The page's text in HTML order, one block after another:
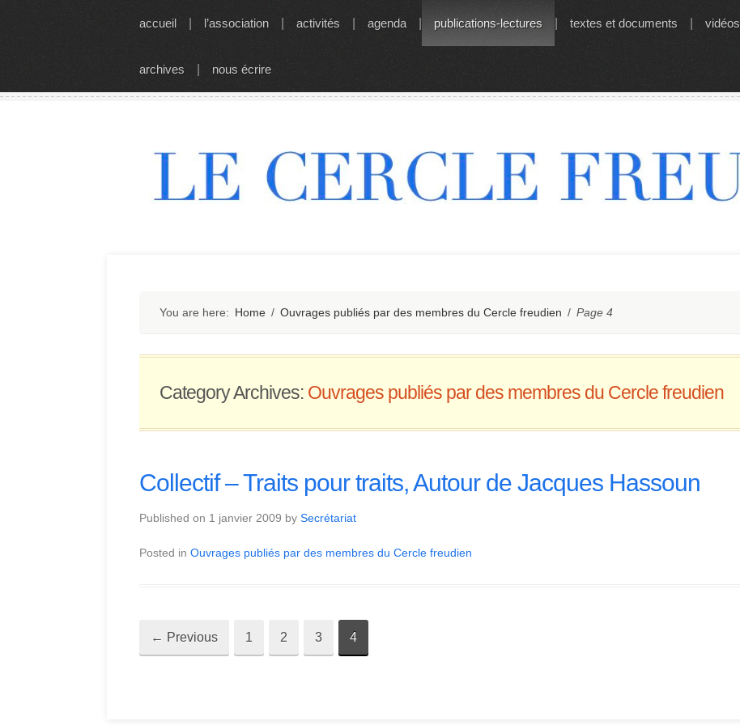
accueil l’association activités agenda publications-lectures textes et documents vidéos
archives nous écrire
You are here: Home / Ouvrages publiés par des membres du Cercle freudien / Page 4
Category Archives: Ouvrages publiés par des membres du Cercle freudien
Collectif – Traits pour traits, Autour de Jacques Hassoun
Published on 1 janvier 2009 by Secrétariat
Posted in Ouvrages publiés par des membres du Cercle freudien
Post
← Previous 1 2 3 4